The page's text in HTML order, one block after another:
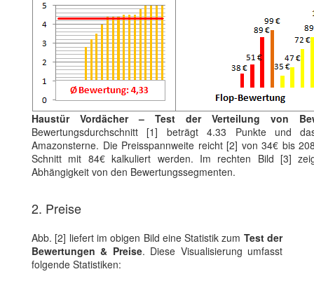
Haustür Vordächer – Test der Verteilung von
Bewertungsdurchschnitt [1] beträgt 4.33 Punkte und
Amazonsterne. Die Preisspannweite reicht [2] von 34€ bis
Schnitt mit 84€ kalkuliert werden. Im rechten Bild [3]
Abhängigkeit von den Bewertungssegmenten.
2. Preise
Abb. [2] liefert im obigen Bild eine Statistik zum Test der
Bewertungen & Preise. Diese Visualisierung umfasst
folgende Statistiken: